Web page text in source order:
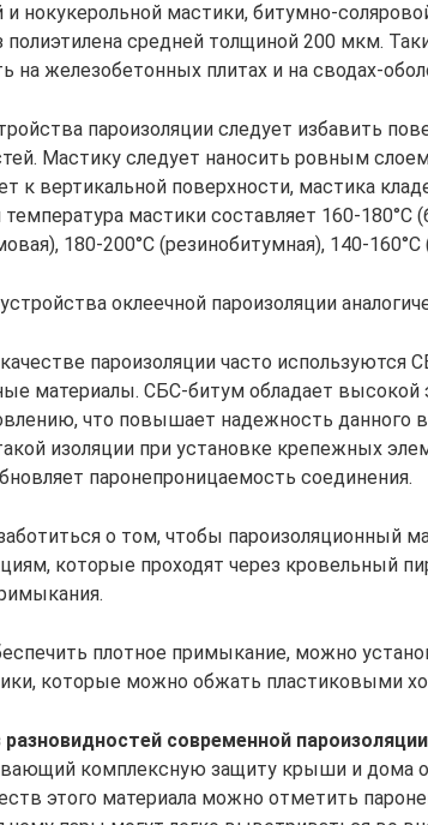
и нокукерольной мастики, битумно-
полиэтилена средней толщиной 200 мкм.
на железобетонных плитах и на сводах-
пароизоляции следует избавить
Мастику следует наносить ровным
к вертикальной поверхности, мастика
мастики составляет 160-180°С
180-200°С (резинобитумная), 140-160°С
оклеечной пароизоляции
пароизоляции часто
материалы. СБС-битум обладает
что повышает надежность данного
изоляции при установке крепежных
паронепроницаемость соединения.
о том, чтобы пароизоляционный
которые проходят через кровельный
плотное примыкание, можно
которые можно обжать пластиковыми
современной
комплексную защиту крыши и дома
этого материала можно отметить